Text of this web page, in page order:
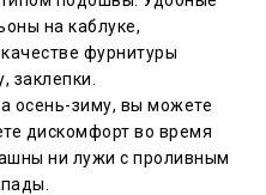
на каблуке,
фурнитуры
заклепки.
осень-зиму, вы можете
дискомфорт во время
ни лужи с проливным